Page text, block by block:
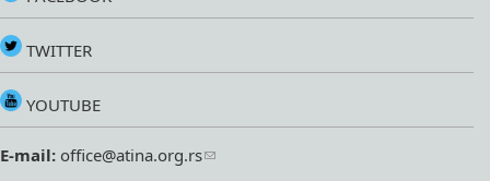
TWITTER
YOUTUBE
E-mail: office@atina.org.rs